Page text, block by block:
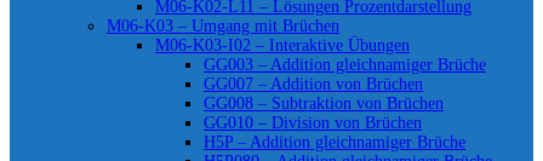
M06-K02-L11 – Lösungen Prozentdarstellung
M06-K03 – Umgang mit Brüchen
M06-K03-I02 – Interaktive Übungen
GG003 – Addition gleichnamiger Brüche
GG007 – Addition von Brüchen
GG008 – Subtraktion von Brüchen
GG010 – Division von Brüchen
H5P – Addition gleichnamiger Brüche